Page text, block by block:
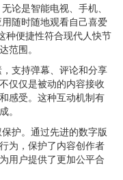
论是智能电视、手机、
随时随地观看自己喜爱
种便捷性符合现代人快节
范围。
支持弹幕、评论和分享
仅仅是被动的内容接收
感受。这种互动机制有
。
护。通过先进的数字版
为，保护了内容创作者
用户提供了更加公平合